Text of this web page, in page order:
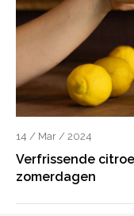
14 / Mar / 2024
Verfrissende
zomerdagen